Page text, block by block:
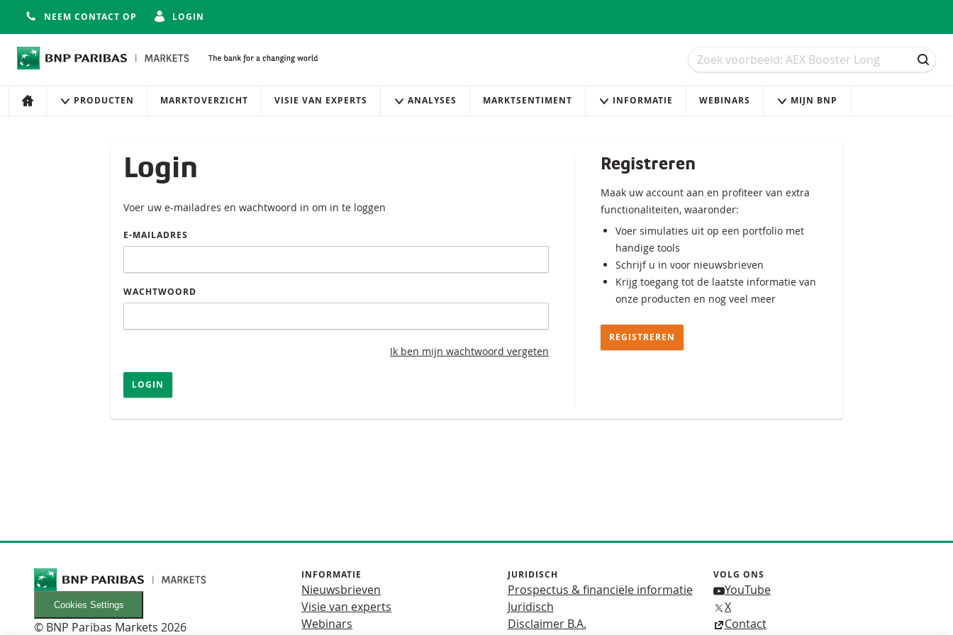
NEEM CONTACT OP LOGIN
Zoek
Zoek
ZOEK
Navigatie
Site navigatie
HOME PRODUCTEN MARKTOVERZICHT VISIE VAN EXPERTS ANALYSES MARKTSENTIMENT INFORMATIE WEBINARS MIJN BNP
Login
Voer uw e-mailadres en wachtwoord in om in te loggen
E-MAILADRES
WACHTWOORD
Ik ben mijn wachtwoord vergeten
LOGIN
Registreren
Maak uw account aan en profiteer van extra
functionaliteiten, waaronder:
Voer simulaties uit op een portfolio met
handige tools
Schrijf u in voor nieuwsbrieven
Krijg toegang tot de laatste informatie van
onze producten en nog veel meer
REGISTREREN
Cookies Settings
© BNP Paribas Markets 2026
INFORMATIE
Nieuwsbrieven
Visie van experts
Webinars
JURIDISCH
Prospectus & financiële informatie
Juridisch
Disclaimer B.A.
VOLG ONS
YouTube
X
Contact